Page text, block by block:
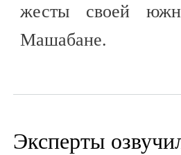
жесты своей
Машабане.
Эксперты